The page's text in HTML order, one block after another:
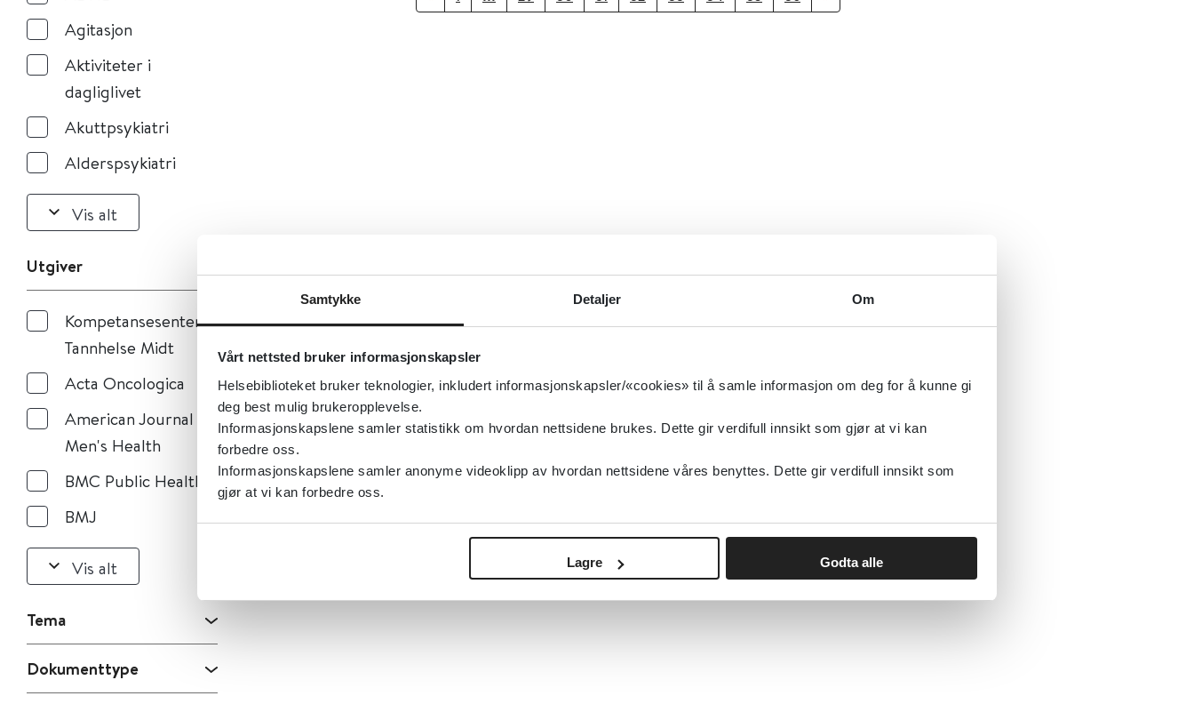
Samtykke Detaljer Om
Vårt nettsted bruker informasjonskapsler
Helsebiblioteket bruker teknologier, inkludert informasjonskapsler/«cookies» til å samle informasjon om deg for å kunne gi
deg best mulig brukeropplevelse.
Informasjonskapslene samler statistikk om hvordan nettsidene brukes. Dette gir verdifull innsikt som gjør at vi kan
forbedre oss.
Informasjonskapslene samler anonyme videoklipp av hvordan nettsidene våres benyttes. Dette gir verdifull innsikt som
gjør at vi kan forbedre oss.
Lagre Godta alle
Agitasjon
Aktiviteter i
dagliglivet
Akuttpsykiatri
Alderspsykiatri
Vis alt
Utgiver
Kompetansesenteret
Tannhelse Midt
Acta Oncologica
American Journal of
Men's Health
BMC Public Health
BMJ
Vis alt
Tema
Dokumenttype